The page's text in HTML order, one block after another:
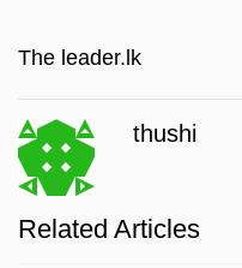
The leader.lk
thushi
Related Articles